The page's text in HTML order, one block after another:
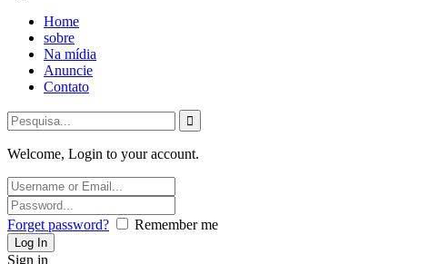
Home
sobre
Na mídia
Anuncie
Contato
Welcome, Login to your account.
Forget password? Remember me
Sign in